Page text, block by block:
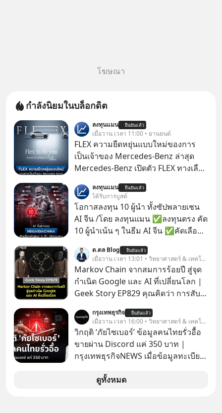
โฆษณา
กำลังนิยมในบล็อกดิต
ลงทุนแมน ยืนยันแล้ว
เมื่อวาน เวลา 11:00 • ยานยนต์
FLEX ความยืดหยุ่นแบบใหม่ของการ
เป็นเจ้าของ Mercedes-Benz ล่าสุด
Mercedes-Benz เปิดตัว FLEX ทางเลือก
“Flex to Fit You ยืดได้ตามสไตล์คุณ
ด้วย StarChoice” ตอบโจทย์ Lifestyle
การเป็นเจ้าของรถที่ออกแบบการเงินได้
เอง ครบสัญญาจะผ่อนต่อ คืนรถ หรือ
ซื้อขาดก็ได้ เช่น
ลงทุนแมน ยืนยันแล้ว
ได้รับการบูสต์
โอกาสลงทุน 10 ผู้นำ ทั้งซัปพลายเชน
AI จีน /โดย ลงทุนแมน ✅ลงทุนตรง คัด
10 ผู้นำเน้น ๆ ในธีม AI จีน ✅คัดเลือก
เจ้าของผู้นำ AI จีน ตั้งแต่โรงงานผลิตชิป
หน่วยความจำ โมเดล AI ยันหุ่นยนต์
✅ได้การรับยกเว้นภาษี Capital Gain
ตามกฎหมายภาษีของประเทศไทย
ด.ดล Blog ยืนยันแล้ว
เมื่อวาน เวลา 13:01 • วิทยาศาสตร์ & เทคโนโลยี
Markov Chain จากสมการร้อยปี สู่จุด
กำเนิด Google และ AI ที่เปลี่ยนโลก |
Geek Story EP829 คุณคิดว่า การสับ
นิวเคลียร์ อัลกอริทึมของ Google ที่ใช้
โค่นล้มแชมป์เก่าอย่าง Yahoo และ
ความฉลาดของ AI ในปัจจุบัน มีอะไรที่
เหมือนกัน? เชื่อหรือไม่ว่า สิ่งเปลี่ยนโลก
ทั้งหมดนี้ ล้วนมีจุดเริ่มต้นมาจาก “การ
ทะเลาะกัน” ของนักคณิตศาสตร์ชาว
รัสเซียสองคนเมื่อกว่าร้อยปีก่อน! จาก
กรุงเทพธุรกิจ ยืนยันแล้ว
เมื่อวาน เวลา 16:00 • วิทยาศาสตร์ & เทคโนโลยี
วิกฤติ ‘ภัยไซเบอร์’ ข้อมูลคนไทยรั่วอื้อ
ขายผ่าน Discord แค่ 350 บาท |
กรุงเทพธุรกิจNEWS เมื่อข้อมูลทะเบียน
ในมือมิจฉาชีพ และถูกขายในตลาดมืด
ดูทั้งหมด